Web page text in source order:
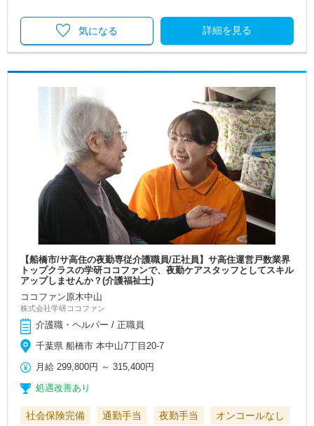
詳細を見る
気になる
【船橋市/サ高住の夜勤専従介護職員/正社員】サ高住運営戸数業界
トップクラスの学研ココファンで、夜勤ケアスタッフとしてスキル
アップしませんか？(介護福祉士)
ココファン原木中山
株式会社学研ココファン
介護職・ヘルパー / 正職員
千葉県 船橋市 本中山7丁目20-7
月給 299,800円 ～315,400円
処遇改善あり
社会保険完備 通勤手当 夜勤手当 オンコールなし